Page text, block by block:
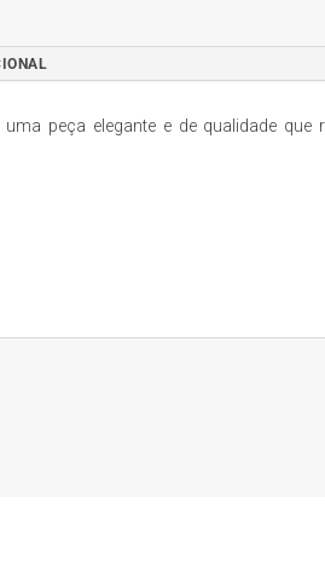
peça elegante e de qualidade que